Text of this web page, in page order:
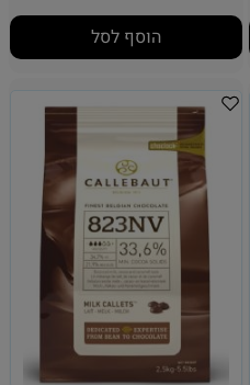
הוסף לסל